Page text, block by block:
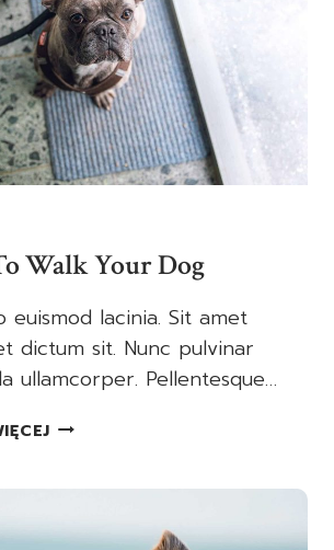
YOU
Walk Your Dog
euismod lacinia. Sit amet
dictum sit. Nunc pulvinar
ullamcorper. Pellentesque…
7
YOUR